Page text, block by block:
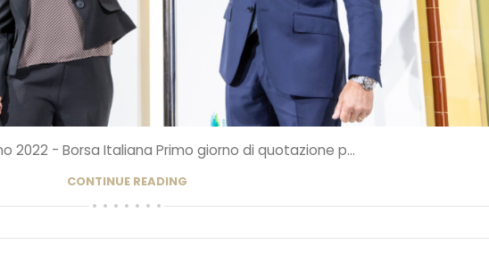
2022 - Borsa Italiana Primo giorno di quotazione p...
CONTINUE READING